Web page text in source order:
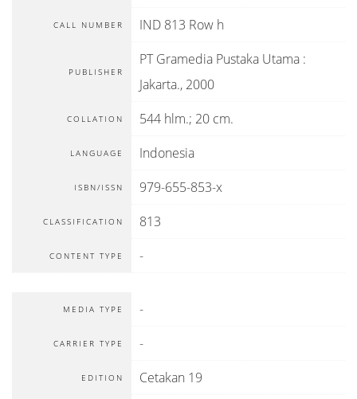
CALL NUMBER IND 813 Row h
PUBLISHER
PT Gramedia Pustaka Utama :
Jakarta., 2000
COLLATION 544 hlm.; 20 cm.
LANGUAGE Indonesia
ISBN/ISSN 979-655-853-x
CLASSIFICATION 813
CONTENT TYPE -
MEDIA TYPE -
CARRIER TYPE -
EDITION Cetakan 19